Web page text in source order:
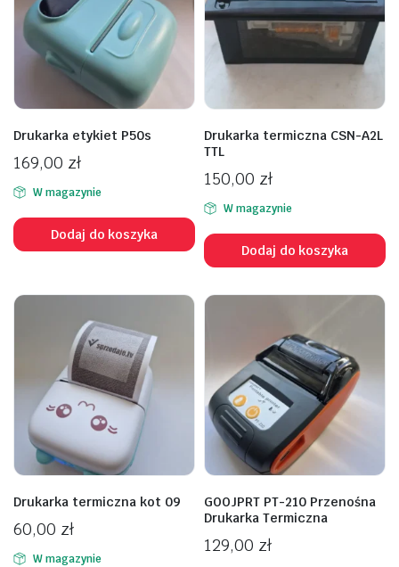
Drukarka etykiet P50s
169,00 zł
W magazynie
Dodaj do koszyka
Drukarka termiczna CSN-A2L
TTL
150,00 zł
W magazynie
Dodaj do koszyka
Drukarka termiczna kot 09
60,00 zł
W magazynie
GOOJPRT PT-210 Przenośna
Drukarka Termiczna
129,00 zł